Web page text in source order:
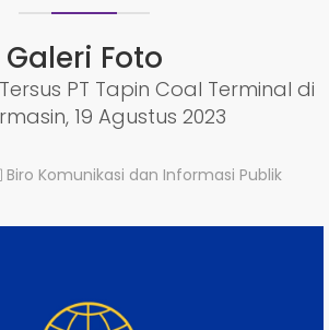
Galeri Foto
Tersus PT Tapin Coal Terminal di
19 Agustus 2023
Biro Komunikasi dan Informasi Publik